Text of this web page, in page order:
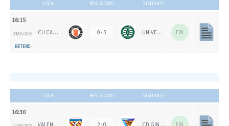
LOCAL RESULTADO VISITANTE
16:15
24/05/2025
BETERO
CH CARPESA 0 - 3 UNIVERSITAT D'ALACANT - SAN VICENTE B FIN
LOCAL RESULTADO VISITANTE
16:30
FIN